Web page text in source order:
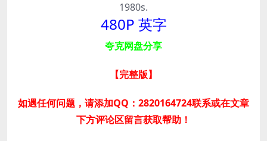
1980s.
480P 英字
夸克网盘分享
【完整版】
如遇任何问题，请添加QQ：2820164724联系或在文章
下方评论区留言获取帮助！